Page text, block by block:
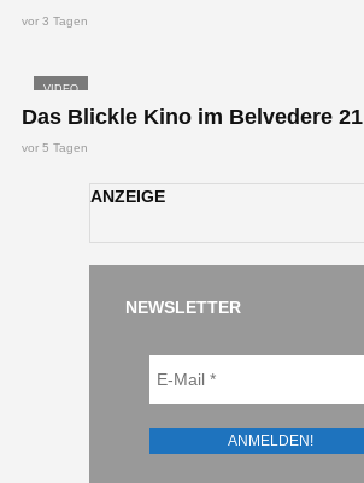
vor 3 Tagen
VIDEO
Das Blickle Kino im Belvedere 21
vor 5 Tagen
ANZEIGE
NEWSLETTER